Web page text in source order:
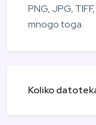
PNG, JPG,
mnogo toga.
Koliko